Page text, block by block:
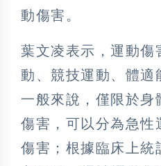
動傷害。
葉文凌表示，運動傷
動、競技運動、體適
一般來說，僅限於身
傷害，可以分為急性
傷害；根據臨床上統